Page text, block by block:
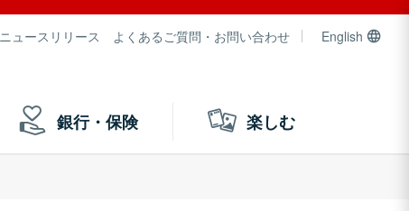
ニュースリリース よくあるご質問・お問い合わせ English
銀行・保険 楽しむ